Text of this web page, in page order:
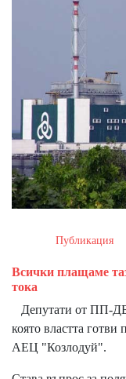
Публикация
Всички плащаме
тока
Депутати от ПП-ДБ
която властта
АЕЦ "Козлодуй".